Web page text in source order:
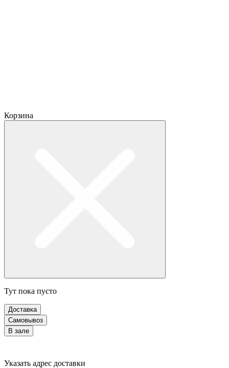
Корзина
Тут пока пусто
Доставка
Самовывоз
В зале
Указать адрес доставки